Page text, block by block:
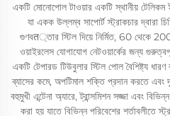
একটি মোনোপোল টাওয়ার একটি স্থানীয় টেলিকম
যা একক উল্লম্ব সাপোর্ট স্ট্রাকচার দ্বারা
গুণবत্তার স্টিল দিয়ে নির্মিত, 60 থেকে
ওয়াইরলেস যোগাযোগ নেটওয়ার্কের জন্য
একটি টেপারড টিউবুলার স্টিল পোল বৈশিষ্ট্য ধারণ
ব্যাসের কমে, অপটিমাল শক্তি প্রদান করতে এবং
বহুমুখী এন্টেনা অ্যারে, ট্রান্সমিশন সজ্জা এবং
করা হয় যাতে বিভিন্ন পরিবেশের শর্তাবলীতে